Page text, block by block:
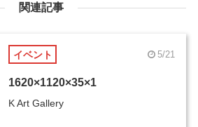
関連記事
イベント 5/21
1620×1120×35×1
K Art Gallery